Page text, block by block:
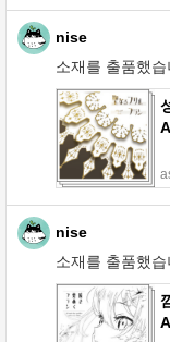
nise
소재를 출품했습
nise
소재를 출품했습